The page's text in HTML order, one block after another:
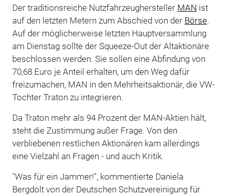
Der traditionsreiche Nutzfahrzeughersteller MAN ist
auf den letzten Metern zum Abschied von der Börse.
Auf der möglicherweise letzten Hauptversammlung
am Dienstag sollte der Squeeze-Out der Altaktionäre
beschlossen werden. Sie sollen eine Abfindung von
70,68 Euro je Anteil erhalten, um den Weg dafür
freizumachen, MAN in den Mehrheitsaktionär, die VW-
Tochter Traton zu integrieren.
Da Traton mehr als 94 Prozent der MAN-Aktien hält,
steht die Zustimmung außer Frage. Von den
verbliebenen restlichen Aktionären kam allerdings
eine Vielzahl an Fragen - und auch Kritik.
"Was für ein Jammer!", kommentierte Daniela
Bergdolt von der Deutschen Schutzvereinigung für